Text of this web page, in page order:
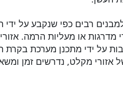
או מעליות הרמה.
על ידי מתכנן מערכת
מקלט, נדרשים זמן